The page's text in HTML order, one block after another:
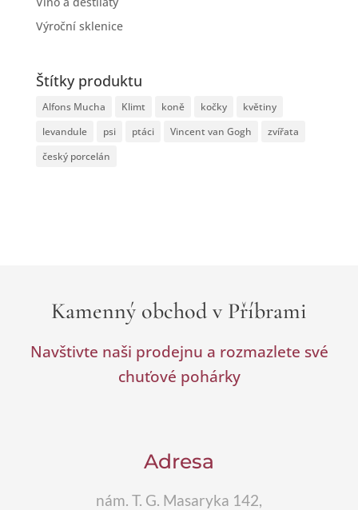
Výroční sklenice
Štítky produktu
Alfons Mucha Klimt koně kočky
květiny
levandule
psi ptáci Vincent van Gogh
zvířata
český porcelán
Kamenný obchod v Příbrami
Navštivte naši prodejnu a rozmazlete své
chuťové pohárky
Adresa
nám. T. G. Masaryka 142,